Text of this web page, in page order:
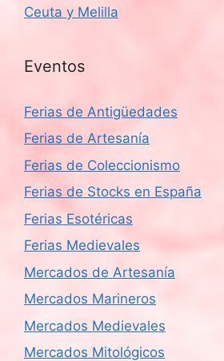
Ceuta y Melilla
Eventos
Ferias de Antigüedades
Ferias de Artesanía
Ferias de Coleccionismo
Ferias de Stocks en España
Ferias Esotéricas
Ferias Medievales
Mercados de Artesanía
Mercados Marineros
Mercados Medievales
Mercados Mitológicos